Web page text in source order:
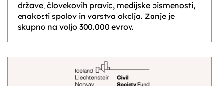
države, človekovih pravic, medijske pismenosti,
enakosti spolov in varstva okolja. Zanje je
skupno na voljo 300.000 evrov.